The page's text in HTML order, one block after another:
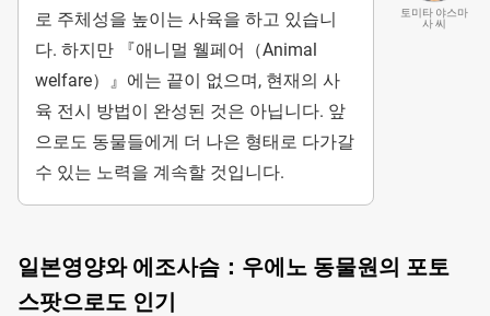
토미타 야스마
사 씨
로 주체성을 높이는 사육을 하고 있습니
다. 하지만 『애니멀 웰페어（Animal
welfare）』에는 끝이 없으며, 현재의 사
육 전시 방법이 완성된 것은 아닙니다. 앞
으로도 동물들에게 더 나은 형태로 다가갈
수 있는 노력을 계속할 것입니다.
일본영양와 에조사슴：우에노 동물원의 포토
스팟으로도 인기